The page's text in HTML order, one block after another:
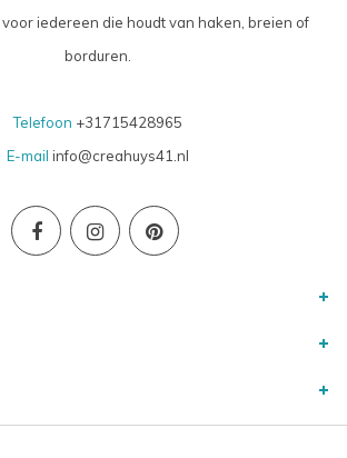
iedereen die houdt van haken, breien of
borduren.
Telefoon +31715428965
E-mail info@creahuys41.nl